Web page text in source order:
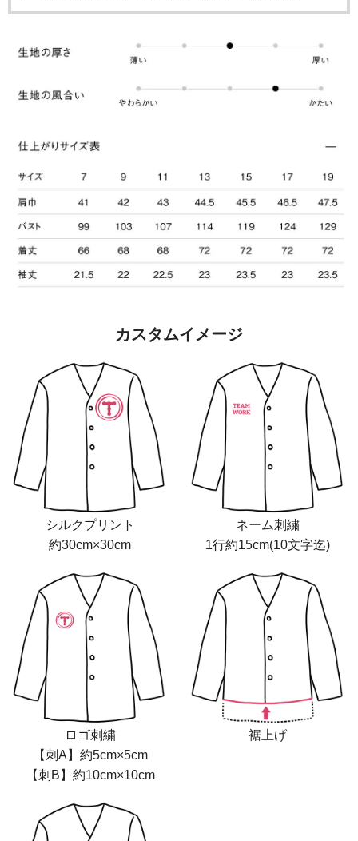
カスタムイメージ
シルクプリント
約30cm×30cm
ネーム刺繍
1行約15cm(10文字迄)
ロゴ刺繍
【刺A】約5cm×5cm
【刺B】約10cm×10cm
裾上げ